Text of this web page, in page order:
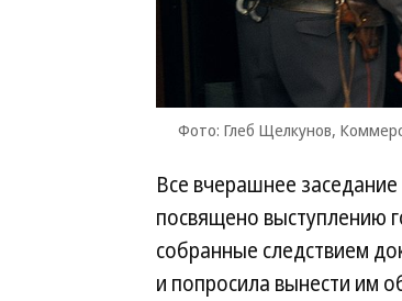
Фото: Глеб Щелкунов,
Все вчерашнее
посвящено выступлению
собранные следствием
и попросила вынести им